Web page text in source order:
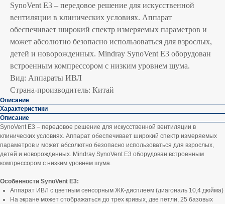
SynoVent E3 – передовое решение для искусственной
вентиляции в клинических условиях. Аппарат
обеспечивает широкий спектр измеряемых параметров и
может абсолютно безопасно использоваться для взрослых,
детей и новорожденных. Mindray SynoVent E3 оборудован
встроенным компрессором с низким уровнем шума.
Вид: Аппараты ИВЛ
Страна-производитель: Китай
Описание
Характеристики
Описание
SynoVent E3 – передовое решение для искусственной вентиляции в
клинических условиях. Аппарат обеспечивает широкий спектр измеряемых
параметров и может абсолютно безопасно использоваться для взрослых,
детей и новорожденных. Mindray SynoVent E3 оборудован встроенным
компрессором с низким уровнем шума.
Особенности SynoVent E3:
Аппарат ИВЛ с цветным сенсорным ЖК-дисплеем (диагональ 10,4 дюйма)
На экране может отображаться до трех кривых, две петли, 25 базовых